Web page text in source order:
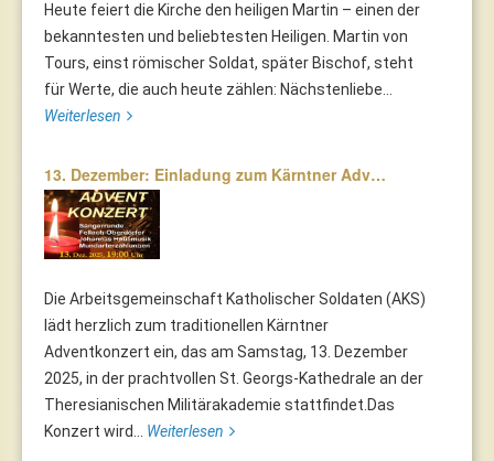
Heute feiert die Kirche den heiligen Martin – einen der
bekanntesten und beliebtesten Heiligen. Martin von
Tours, einst römischer Soldat, später Bischof, steht
für Werte, die auch heute zählen: Nächstenliebe...
Weiterlesen
13. Dezember: Einladung zum Kärntner Adv…
Die Arbeitsgemeinschaft Katholischer Soldaten (AKS)
lädt herzlich zum traditionellen Kärntner
Adventkonzert ein, das am Samstag, 13. Dezember
2025, in der prachtvollen St. Georgs-Kathedrale an der
Theresianischen Militärakademie stattfindet.Das
Konzert wird... Weiterlesen